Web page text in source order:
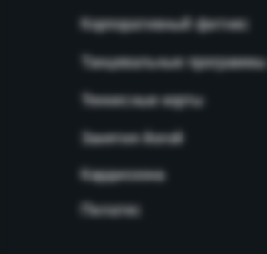
Корпоративный фитнес
Танцевальные программы
Теннисные корты
Занятия йогой
Кардиозона
Пилатес